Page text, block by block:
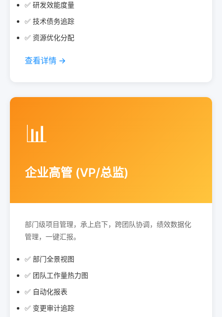
✅ 研发效能度量
✅ 技术债务追踪
✅ 资源优化分配
查看详情 →
📊
企业高管 (VP/总监)
部门级项目管理，承上启下，跨团队协调，绩效数据化
管理，一键汇报。
✅ 部门全景视图
✅ 团队工作量热力图
✅ 自动化报表
✅ 变更审计追踪